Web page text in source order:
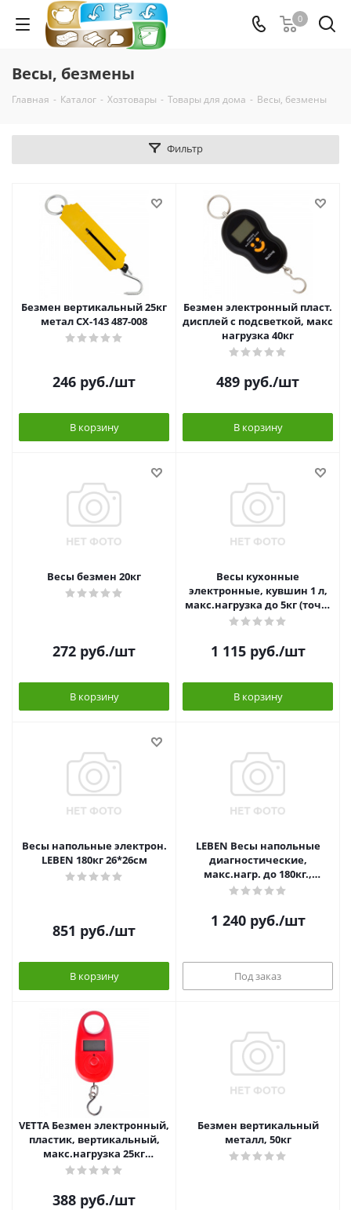
0
Весы, безмены
Главная - Каталог - Хозтовары - Товары для дома - Весы, безмены
Фильтр
Безмен вертикальный 25кг
метал СХ-143 487-008
246 руб./шт
В корзину
Безмен электронный пласт.
дисплей с подсветкой, макс
нагрузка 40кг
489 руб./шт
В корзину
Весы безмен 20кг
272 руб./шт
В корзину
Весы кухонные
электронные, кувшин 1 л,
макс.нагрузка до 5кг (точн.
измер. 1 гр), LCD-дисплей
1 115руб./шт
В корзину
Весы напольные электрон.
LEBEN 180кг 26*26см
851 руб./шт
В корзину
LEBEN Весы напольные
диагностические,
макс.нагр. до 180кг.,
30х30х2,5см
1 240руб./шт
Под заказ
VETTA Безмен электронный,
пластик, вертикальный,
макс.нагрузка 25кг
(точн.измер=5гр), 1xCR2032,
388 руб./шт
Безмен вертикальный
металл, 50кг